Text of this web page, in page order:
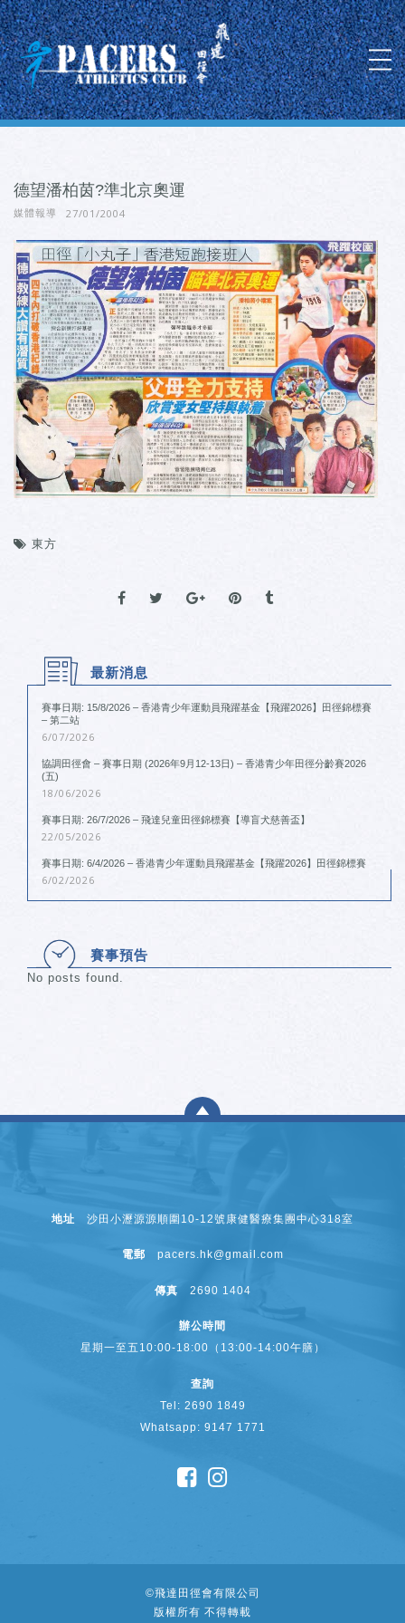
德望潘柏茵?準北京奧運
媒體報導 27/01/2004
東方
最新消息
賽事日期: 15/8/2026 – 香港青少年運動員飛躍基金【飛躍2026】田徑錦標賽
– 第二站
6/07/2026
協調田徑會 – 賽事日期 (2026年9月12-13日) – 香港青少年田徑分齡賽2026
(五)
18/06/2026
賽事日期: 26/7/2026 – 飛達兒童田徑錦標賽【導盲犬慈善盃】
22/05/2026
賽事日期: 6/4/2026 – 香港青少年運動員飛躍基金【飛躍2026】田徑錦標賽
6/02/2026
賽事預告
No posts found.
地址 沙田小瀝源源順圍10-12號康健醫療集團中心318室
電郵 pacers.hk@gmail.com
傳真 2690 1404
辦公時間
星期一至五10:00-18:00（13:00-14:00午膳）
查詢
Tel: 2690 1849
Whatsapp: 9147 1771
©飛達田徑會有限公司
版權所有 不得轉載